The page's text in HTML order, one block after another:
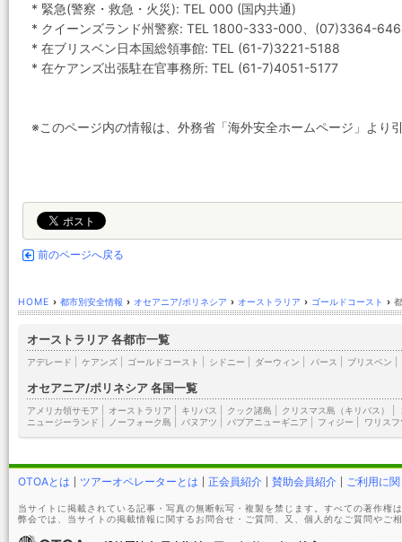
* 緊急(警察・救急・火災): TEL 000 (国内共通)
* クイーンズランド州警察: TEL 1800-333-000、(07)3364-
* 在ブリスベン日本国総領事館: TEL (61-7)3221-5188
* 在ケアンズ出張駐在官事務所: TEL (61-7)4051-5177
※このページ内の情報は、外務省「海外安全ホームページ」より
前のページへ戻る
HOME › 都市別安全情報 › オセアニア/ポリネシア › オーストラリア › ゴールドコースト ›
オーストラリア 各都市一覧
アデレード ケアンズ ゴールドコースト シドニー ダーウィン パース ブリスベン
オセアニア/ポリネシア 各国一覧
アメリカ領サモア オーストラリア キリバス クック諸島 クリスマス島（キリバス）
ニュージーランド
ノーフォーク島 バヌアツ パプアニューギニア フィジー ワリス
OTOAとは ツアーオペレーターとは 正会員紹介 賛助会員紹介 ご利用に
当サイトに掲載されている記事・写真の無断転写・複製を禁じます。すべての著作権
弊会では、当サイトの掲載情報に関するお問合せ・ご質問、又、個人的なご質問やご